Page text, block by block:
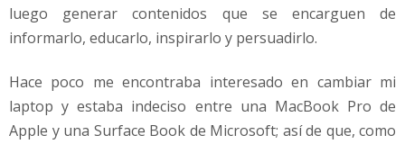
luego generar contenidos que se encarguen de
informarlo, educarlo, inspirarlo y persuadirlo.
Hace poco me encontraba interesado en cambiar mi
laptop y estaba indeciso entre una MacBook Pro de
Apple y una Surface Book de Microsoft; así de que, como